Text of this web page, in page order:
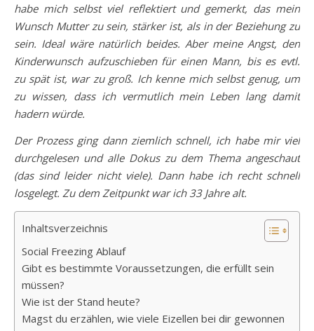
habe mich selbst viel reflektiert und gemerkt, das mein
Wunsch Mutter zu sein, stärker ist, als in der Beziehung zu
sein. Ideal wäre natürlich beides. Aber meine Angst, den
Kinderwunsch aufzuschieben für einen Mann, bis es evtl.
zu spät ist, war zu groß. Ich kenne mich selbst genug, um
zu wissen, dass ich vermutlich mein Leben lang damit
hadern würde.
Der Prozess ging dann ziemlich schnell, ich habe mir viel
durchgelesen und alle Dokus zu dem Thema angeschaut
(das sind leider nicht viele). Dann habe ich recht schnell
losgelegt. Zu dem Zeitpunkt war ich 33 Jahre alt.
Inhaltsverzeichnis
Social Freezing Ablauf
Gibt es bestimmte Voraussetzungen, die erfüllt sein
müssen?
Wie ist der Stand heute?
Magst du erzählen, wie viele Eizellen bei dir gewonnen